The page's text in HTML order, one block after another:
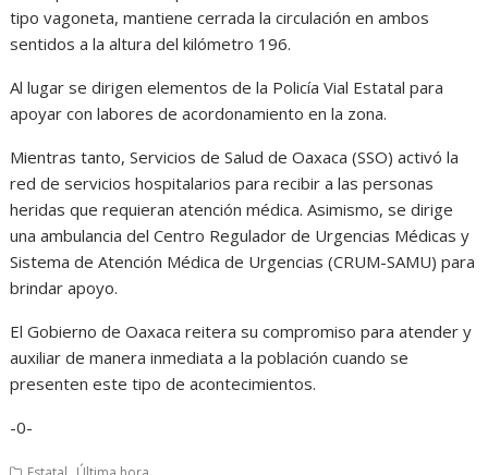
tipo vagoneta, mantiene cerrada la circulación en ambos
sentidos a la altura del kilómetro 196.
Al lugar se dirigen elementos de la Policía Vial Estatal para
apoyar con labores de acordonamiento en la zona.
Mientras tanto, Servicios de Salud de Oaxaca (SSO) activó la
red de servicios hospitalarios para recibir a las personas
heridas que requieran atención médica. Asimismo, se dirige
una ambulancia del Centro Regulador de Urgencias Médicas y
Sistema de Atención Médica de Urgencias (CRUM-SAMU) para
brindar apoyo.
El Gobierno de Oaxaca reitera su compromiso para atender y
auxiliar de manera inmediata a la población cuando se
presenten este tipo de acontecimientos.
-0-